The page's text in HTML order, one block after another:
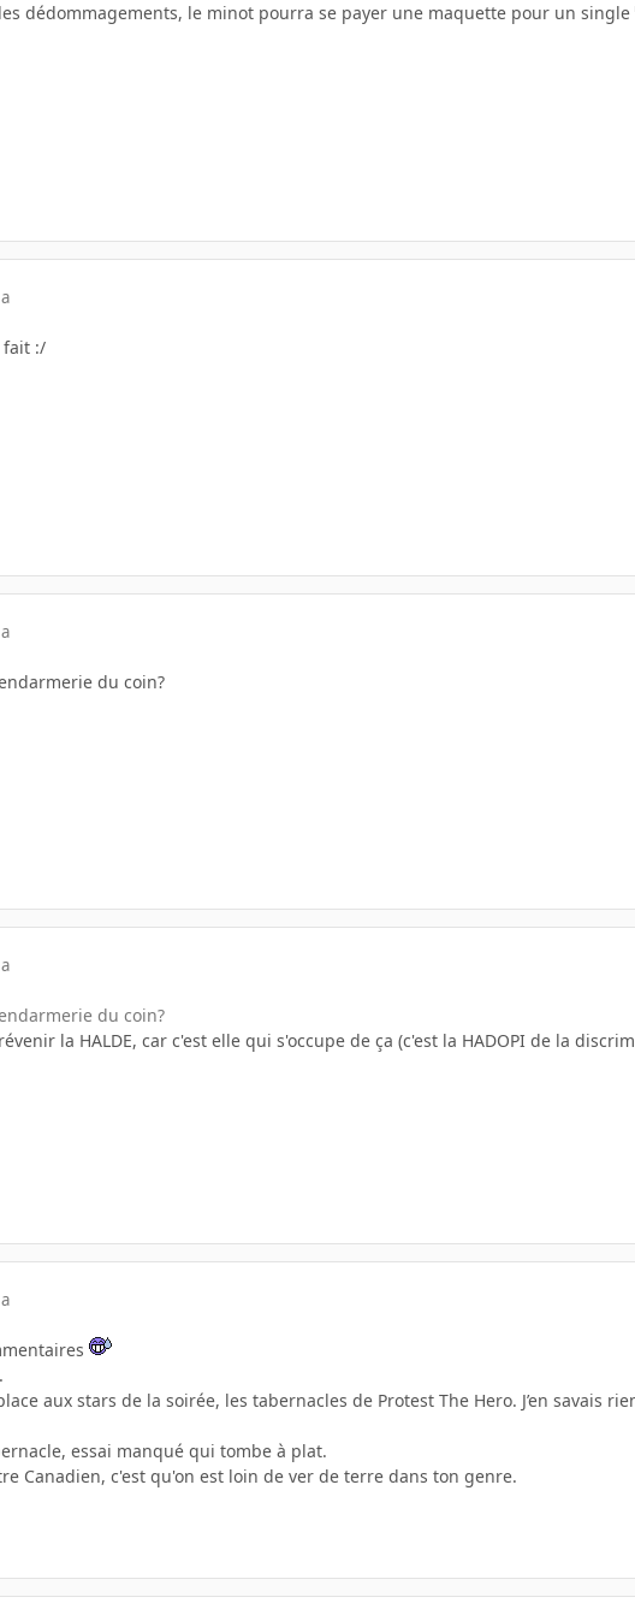
dédommagements, le minot pourra se payer une maquette pour un single
fait :/
du coin?
du coin?
la HALDE, car c'est elle qui s'occupe de ça (c'est la HADOPI de la
aux stars de la soirée, les tabernacles de Protest The Hero. J’en savais
essai manqué qui tombe à plat.
Canadien, c'est qu'on est loin de ver de terre dans ton genre.